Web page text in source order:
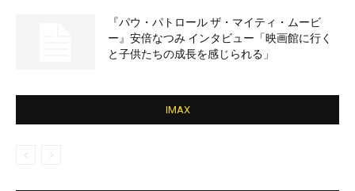
『パウ・パトロール ザ・マイティ・ムービ
ー』安倍なつみ インタビュー「映画館に行く
と子供たちの成長を感じられる」
IMAX